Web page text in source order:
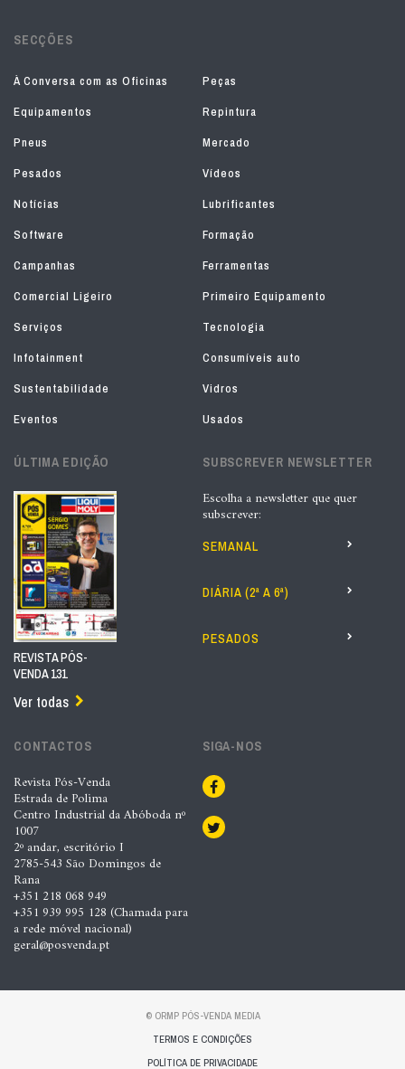
SECÇÕES
À Conversa com as Oficinas
Peças
Equipamentos
Repintura
Pneus
Mercado
Pesados
Vídeos
Notícias
Lubrificantes
Software
Formação
Campanhas
Ferramentas
Comercial Ligeiro
Primeiro Equipamento
Serviços
Tecnologia
Infotainment
Consumíveis auto
Sustentabilidade
Vidros
Eventos
Usados
ÚLTIMA EDIÇÃO
REVISTA PÓS-
VENDA 131
Ver todas
SUBSCREVER NEWSLETTER
Escolha a newsletter que quer
subscrever:
SEMANAL
DIÁRIA (2ª A 6ª)
PESADOS
CONTACTOS
Revista Pós-Venda
Estrada de Polima
Centro Industrial da Abóboda nº
1007
2º andar, escritório I
2785-543 São Domingos de
Rana
+351 218 068 949
+351 939 995 128 (Chamada para
a rede móvel nacional)
geral@posvenda.pt
SIGA-NOS
© ORMP PÓS-VENDA MEDIA
TERMOS E CONDIÇÕES
POLÍTICA DE PRIVACIDADE